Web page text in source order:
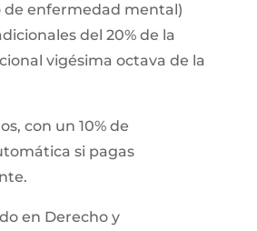
de enfermedad mental)
del 20% de la
vigésima octava de la
con un 10% de
si pagas
en Derecho y